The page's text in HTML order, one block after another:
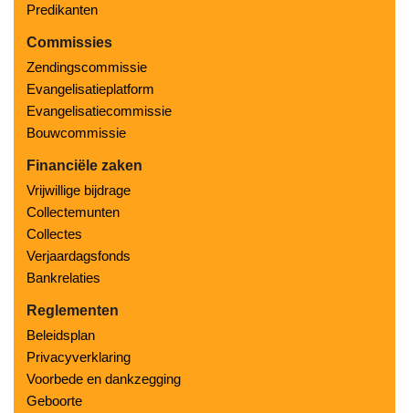
Predikanten
Commissies
Zendingscommissie
Evangelisatieplatform
Evangelisatiecommissie
Bouwcommissie
Financiële zaken
Vrijwillige bijdrage
Collectemunten
Collectes
Verjaardagsfonds
Bankrelaties
Reglementen
Beleidsplan
Privacyverklaring
Voorbede en dankzegging
Geboorte